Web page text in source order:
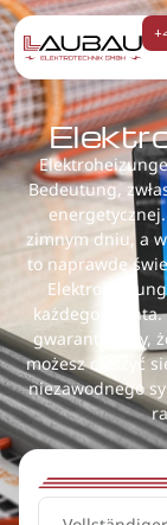
Bedeutung,
zimnym dniu, a
to naprawdę
każdego
gwarantujemy,
możesz cieszyć
niezawodnego